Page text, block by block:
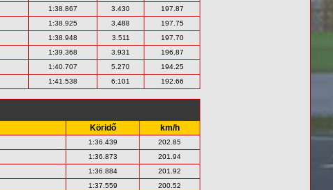
1:38.867 3.430
197.87
1:38.925 3.488
197.75
1:38.948 3.511
197.70
1:39.368 3.931
196.87
1:40.707 5.270
194.25
1:41.538 6.101 192.66
Köridő km/h
1:36.439
202.85
1:36.873
201.94
1:36.884
201.92
1:37.559
200.52